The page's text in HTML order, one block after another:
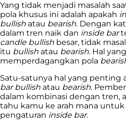
Yang tidak menjadi masalah
pola khusus ini adalah apakah
bullish atau bearish. Dengan
dalam tren naik dan inside bar
candle bullish besar, tidak
itu bullish atau bearish. Hal
memperdagangkan pola
Satu-satunya hal yang penting
bar bullish atau bearish.
dalam kombinasi dengan tren,
tahu kamu ke arah mana
pengaturan inside bar.